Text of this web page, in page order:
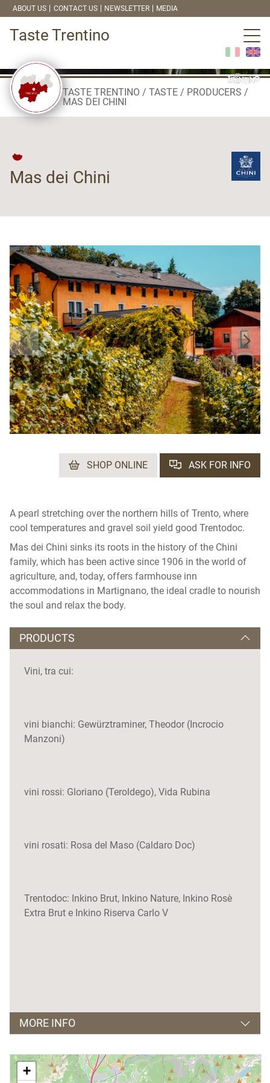
ABOUT US CONTACT US NEWSLETTER MEDIA
Taste Trentino
TASTE TRENTINO TASTE
PRODUCERS
MAS DEI CHINI
Mas dei Chini
SHOP ONLINE ASK FOR INFO
A pearl stretching over the northern hills of Trento, where
cool temperatures and gravel soil yield good Trentodoc.
Mas dei Chini sinks its roots in the history of the Chini
family, which has been active since 1906 in the world of
agriculture, and, today, offers farmhouse inn
accommodations in Martignano, the ideal cradle to nourish
the soul and relax the body.
PRODUCTS
Vini, tra cui:
vini bianchi: Gewürztraminer, Theodor (Incrocio
Manzoni)
vini rossi: Gloriano (Teroldego), Vida Rubina
vini rosati: Rosa del Maso (Caldaro Doc)
Trentodoc: Inkino Brut, Inkino Nature, Inkino Rosè
Extra Brut e Inkino Riserva Carlo V
MORE INFO
Visite guidate
dal lunedì al sabato dalle 9.00 alle 18.00 su
+